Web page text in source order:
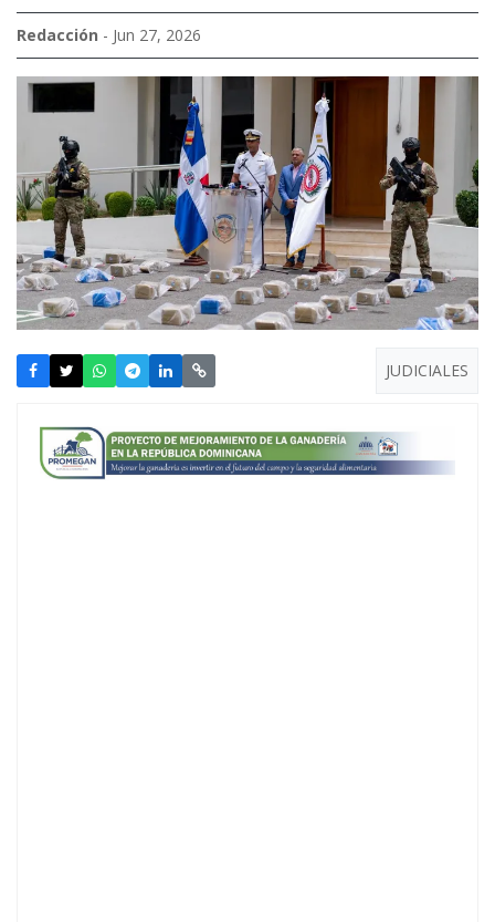
Redacción - Jun 27, 2026
JUDICIALES